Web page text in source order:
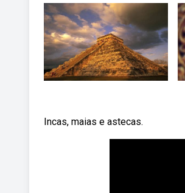
Incas, maias e astecas.